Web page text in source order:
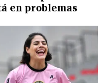
en problemas